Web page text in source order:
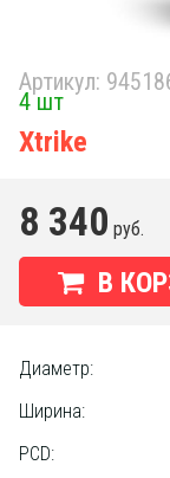
Артикул:
4 шт
Xtrike
8 340 руб.
В
Диаметр:
Ширина:
PCD: